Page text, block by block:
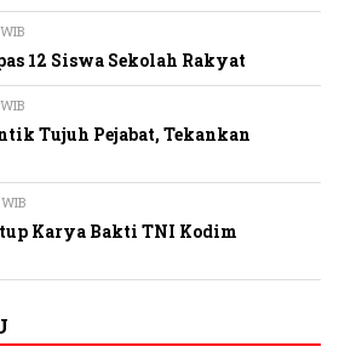
12 Siswa Sekolah Rakyat
Tujuh Pejabat, Tekankan
Karya Bakti TNI Kodim